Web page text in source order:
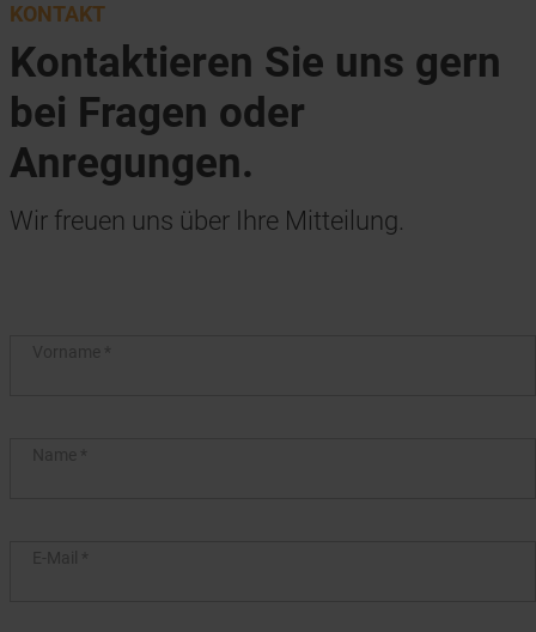
Kontaktieren Sie uns gern
bei Fragen oder
Anregungen.
KONTAKT
Wir freuen uns über Ihre Mitteilung.